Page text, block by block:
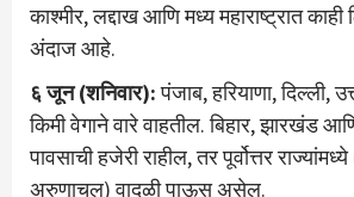
काश्मीर, लद्दाख आणि मध्य महाराष्ट्रात काही
अंदाज आहे.
६ जून (शनिवार):पंजाब, हरियाणा, दिल्ली,
किमी वेगाने वारे वाहतील. बिहार, झारखंड
पावसाची हजेरी राहील, तर पूर्वोत्तर
अरुणाचल) वादळी पाऊस असेल.